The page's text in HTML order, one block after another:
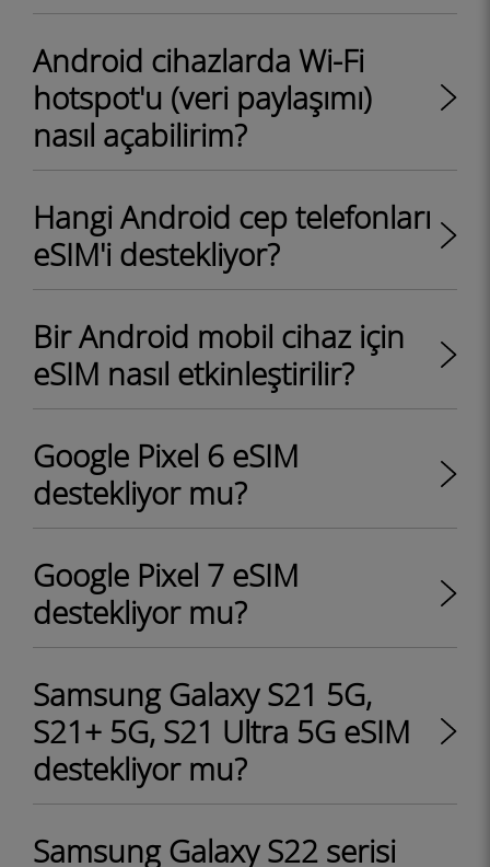
Android cihazlarda Wi-Fi
hotspot'u (veri paylaşımı)
nasıl açabilirim?
Hangi Android cep telefonları
eSIM'i destekliyor?
Bir Android mobil cihaz için
eSIM nasıl etkinleştirilir?
Google Pixel 6 eSIM
destekliyor mu?
Google Pixel 7 eSIM
destekliyor mu?
Samsung Galaxy S21 5G,
S21+ 5G, S21 Ultra 5G eSIM
destekliyor mu?
Samsung Galaxy S22 serisi